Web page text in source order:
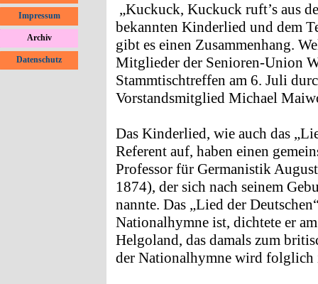
Impressum
Archiv
Datenschutz
„Kuckuck, Kuckuck ruft’s aus
bekannten Kinderlied und dem
gibt es einen Zusammenhang.
Mitglieder der Senioren-Union
Stammtischtreffen am 6. Juli
Vorstandsmitglied Michael
Das Kinderlied, wie auch das
Referent auf, haben einen
Professor für Germanistik
1874), der sich nach seinem
nannte. Das „Lied der
Nationalhymne ist, dichtete er
Helgoland, das damals zum
der Nationalhymne wird folglich